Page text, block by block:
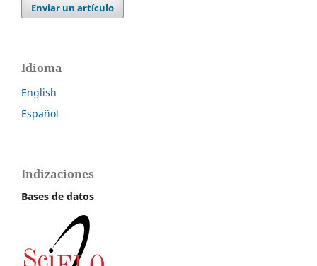
Enviar un artículo
Idioma
English
Español
Indizaciones
Bases de datos